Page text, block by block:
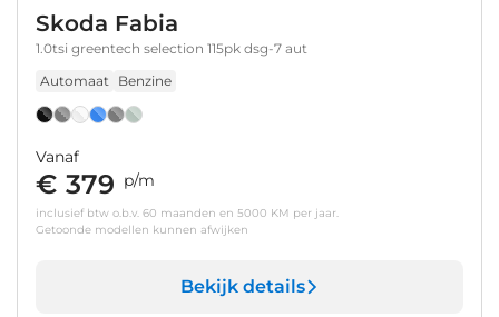
Skoda Fabia
1.0tsi greentech selection 115pk dsg-7 aut
Automaat
Benzine
Vanaf
€ 379 p/m
inclusief btw o.b.v. 60 maanden en 5000 KM per jaar.
Getoonde modellen kunnen afwijken
Bekijk details